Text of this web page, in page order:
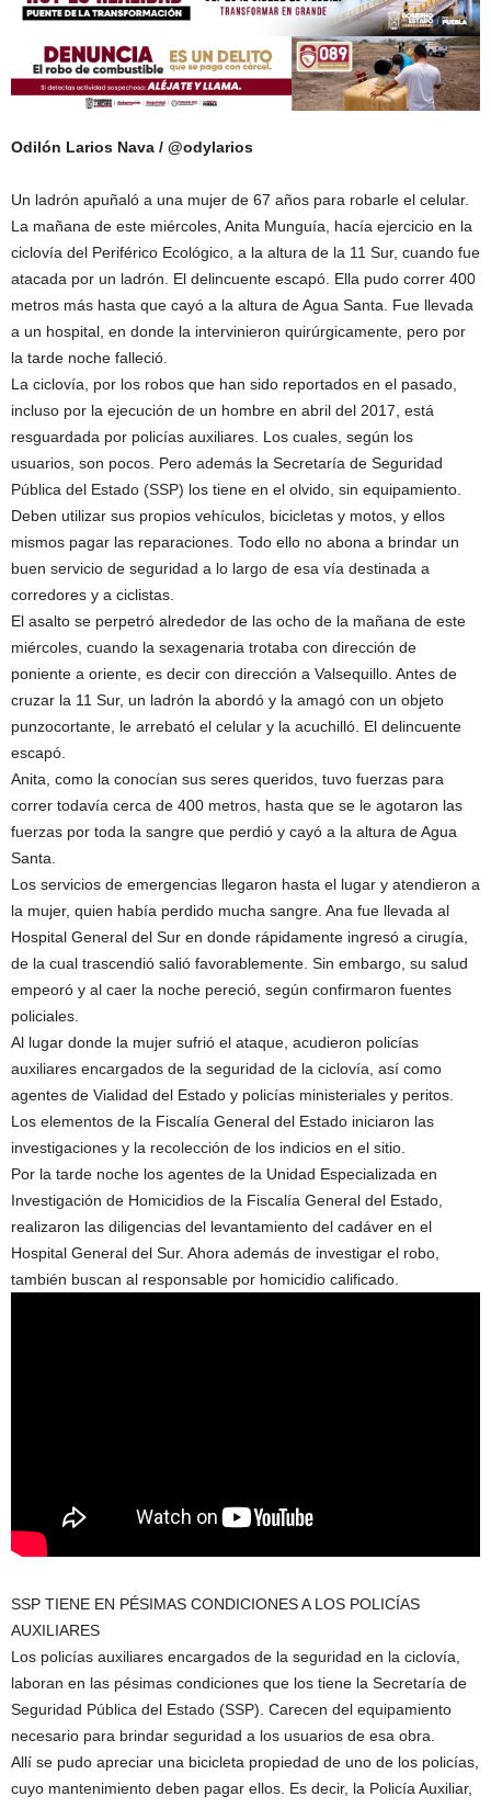
Odilón Larios Nava / @odylarios
Un ladrón apuñaló a una mujer de 67 años para robarle el celular.
La mañana de este miércoles, Anita Munguía, hacía ejercicio en la
ciclovía del Periférico Ecológico, a la altura de la 11 Sur, cuando fue
atacada por un ladrón. El delincuente escapó. Ella pudo correr 400
metros más hasta que cayó a la altura de Agua Santa. Fue llevada
a un hospital, en donde la intervinieron quirúrgicamente, pero por
la tarde noche falleció.
La ciclovía, por los robos que han sido reportados en el pasado,
incluso por la ejecución de un hombre en abril del 2017, está
resguardada por policías auxiliares. Los cuales, según los
usuarios, son pocos. Pero además la Secretaría de Seguridad
Pública del Estado (SSP) los tiene en el olvido, sin equipamiento.
Deben utilizar sus propios vehículos, bicicletas y motos, y ellos
mismos pagar las reparaciones. Todo ello no abona a brindar un
buen servicio de seguridad a lo largo de esa vía destinada a
corredores y a ciclistas.
El asalto se perpetró alrededor de las ocho de la mañana de este
miércoles, cuando la sexagenaria trotaba con dirección de
poniente a oriente, es decir con dirección a Valsequillo. Antes de
cruzar la 11 Sur, un ladrón la abordó y la amagó con un objeto
punzocortante, le arrebató el celular y la acuchilló. El delincuente
escapó.
Anita, como la conocían sus seres queridos, tuvo fuerzas para
correr todavía cerca de 400 metros, hasta que se le agotaron las
fuerzas por toda la sangre que perdió y cayó a la altura de Agua
Santa.
Los servicios de emergencias llegaron hasta el lugar y atendieron a
la mujer, quien había perdido mucha sangre. Ana fue llevada al
Hospital General del Sur en donde rápidamente ingresó a cirugía,
de la cual trascendió salió favorablemente. Sin embargo, su salud
empeoró y al caer la noche pereció, según confirmaron fuentes
policiales.
Al lugar donde la mujer sufrió el ataque, acudieron policías
auxiliares encargados de la seguridad de la ciclovía, así como
agentes de Vialidad del Estado y policías ministeriales y peritos.
Los elementos de la Fiscalía General del Estado iniciaron las
investigaciones y la recolección de los indicios en el sitio.
Por la tarde noche los agentes de la Unidad Especializada en
Investigación de Homicidios de la Fiscalía General del Estado,
realizaron las diligencias del levantamiento del cadáver en el
Hospital General del Sur. Ahora además de investigar el robo,
también buscan al responsable por homicidio calificado.
SSP TIENE EN PÉSIMAS CONDICIONES A LOS POLICÍAS
AUXILIARES
Los policías auxiliares encargados de la seguridad en la ciclovía,
laboran en las pésimas condiciones que los tiene la Secretaría de
Seguridad Pública del Estado (SSP). Carecen del equipamiento
necesario para brindar seguridad a los usuarios de esa obra.
Allí se pudo apreciar una bicicleta propiedad de uno de los policías,
cuyo mantenimiento deben pagar ellos. Es decir, la Policía Auxiliar,